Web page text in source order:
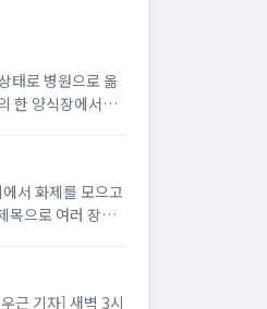
태로 병원으로 옮
한 양식장에서
서 화제를 모으고
목으로 여러 장의
근 기자] 새벽 3시